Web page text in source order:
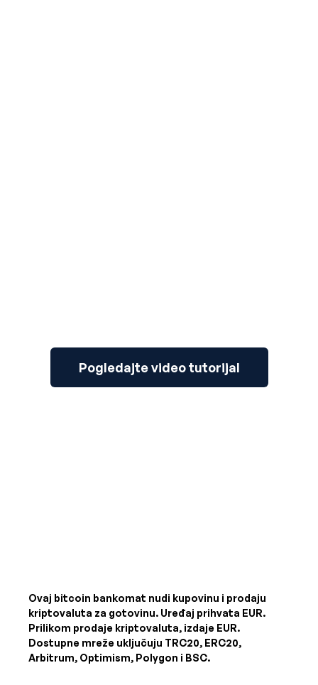
Pogledajte video tutorijal
Ovaj bitcoin bankomat nudi kupovinu i prodaju
kriptovaluta za gotovinu. Uređaj prihvata EUR.
Prilikom prodaje kriptovaluta, izdaje EUR.
Dostupne mreže uključuju TRC20, ERC20,
Arbitrum, Optimism, Polygon i BSC.